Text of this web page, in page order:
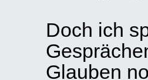
Doch ich
Glauben